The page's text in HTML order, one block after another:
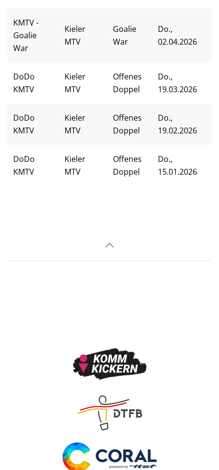
KMTV -
Goalie
War
Kieler
MTV
Goalie
War
Do.,
02.04.2026
DoDo
KMTV
Kieler
MTV
Offenes
Doppel
Do.,
19.03.2026
DoDo
KMTV
Kieler
MTV
Offenes
Doppel
Do.,
19.02.2026
DoDo
KMTV
Kieler
MTV
Offenes
Doppel
Do.,
15.01.2026